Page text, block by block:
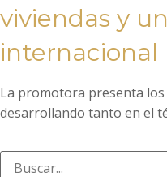
viviendas y
internacional
La promotora presenta
desarrollando tanto en el